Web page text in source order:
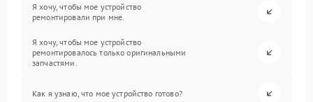
Я хочу, чтобы мое устройство
ремонтировали при мне.
Я хочу, чтобы мое устройство
ремонтировалось только оригинальными
запчастями.
Как я узнаю, что мое устройство готово?